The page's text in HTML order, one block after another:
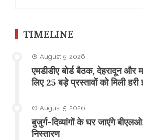
TIMELINE
August 5, 2026
एमडीडीए बोर्ड बैठक, देहरादून और
लिए 25 बड़े प्रस्तावों को मिली हरी
August 5, 2026
बुजुर्ग-दिव्यांगों के घर जाएंगे
निस्तारण